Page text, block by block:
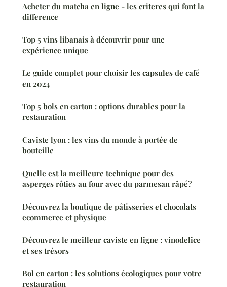
Acheter du matcha en ligne - les criteres qui font la
difference
Top 5 vins libanais à découvrir pour une
expérience unique
Le guide complet pour choisir les capsules de café
en 2024
Top 5 bols en carton : options durables pour la
restauration
Caviste lyon : les vins du monde à portée de
bouteille
Quelle est la meilleure technique pour des
asperges rôties au four avec du parmesan râpé?
Découvrez la boutique de pâtisseries et chocolats
ecommerce et physique
Découvrez le meilleur caviste en ligne : vinodelice
et ses trésors
Bol en carton : les solutions écologiques pour votre
restauration